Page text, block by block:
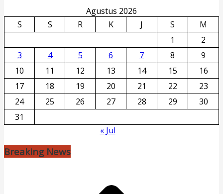
Agustus 2026
S
S R K J S
M
1
2
3
4 5 6 7 8
9
10
11 12 13 14 15
16
17
18 19 20 21 22
23
24
25 26 27 28 29
30
31
« Jul
Breaking News